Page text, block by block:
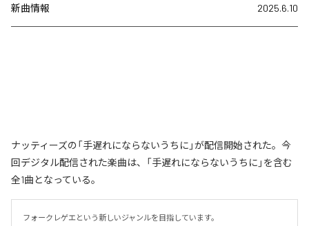
新曲情報 2025.6.10
ナッティーズの「手遅れにならないうちに」が配信開始された。今
回デジタル配信された楽曲は、「手遅れにならないうちに」を含む
全1曲となっている。
フォークレゲエという新しいジャンルを目指しています。